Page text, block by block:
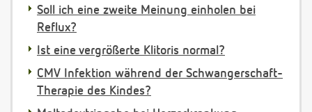
Soll ich eine zweite Meinung einholen bei
Reflux?
Ist eine vergrößerte Klitoris normal?
CMV Infektion während der Schwangerschaft-
Therapie des Kindes?